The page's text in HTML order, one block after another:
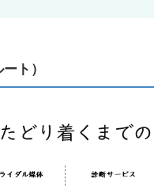
ト）